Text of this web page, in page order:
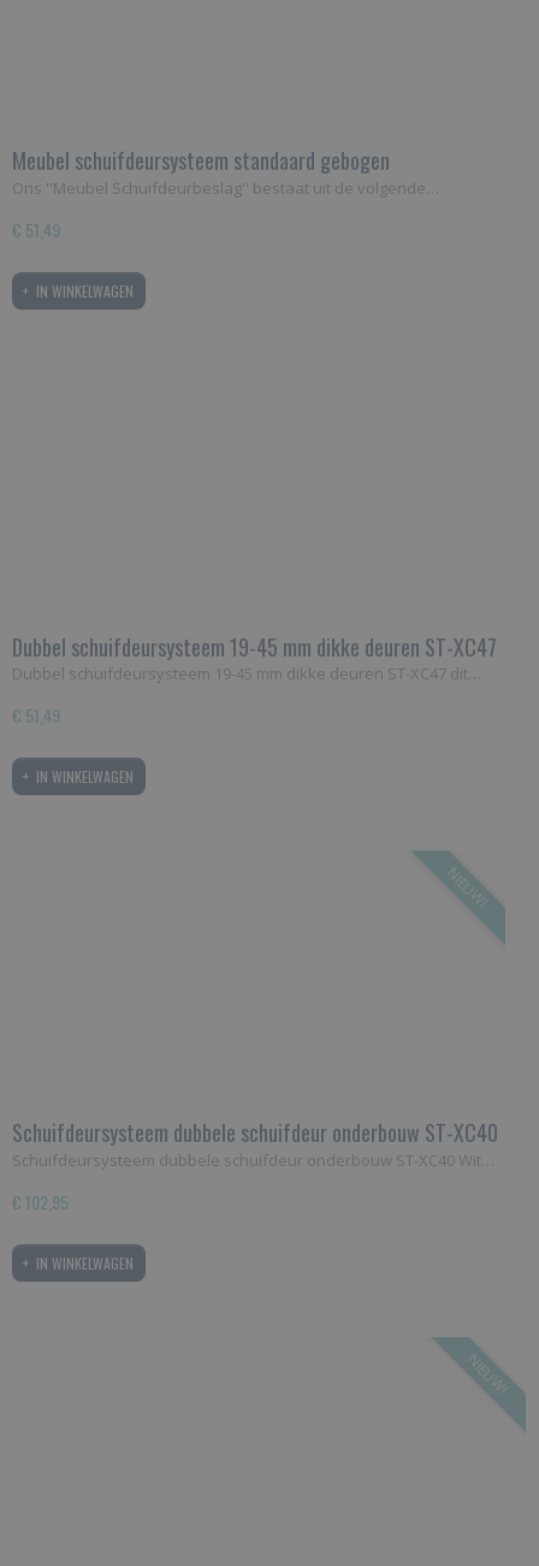
Meubel schuifdeursysteem standaard gebogen
Ons ''Meubel Schuifdeurbeslag'' bestaat uit de volgende…
€ 51,49
IN WINKELWAGEN
Dubbel schuifdeursysteem 19-45 mm dikke deuren ST-XC47
Dubbel schuifdeursysteem 19-45 mm dikke deuren ST-XC47 dit…
€ 51,49
IN WINKELWAGEN
NIEUW!
Schuifdeursysteem dubbele schuifdeur onderbouw ST-XC40
Wit
Schuifdeursysteem dubbele schuifdeur onderbouw ST-XC40 Wit…
€ 102,95
IN WINKELWAGEN
NIEUW!